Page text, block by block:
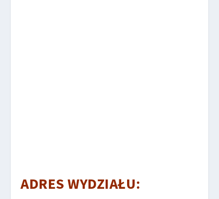
ADRES WYDZIAŁU: